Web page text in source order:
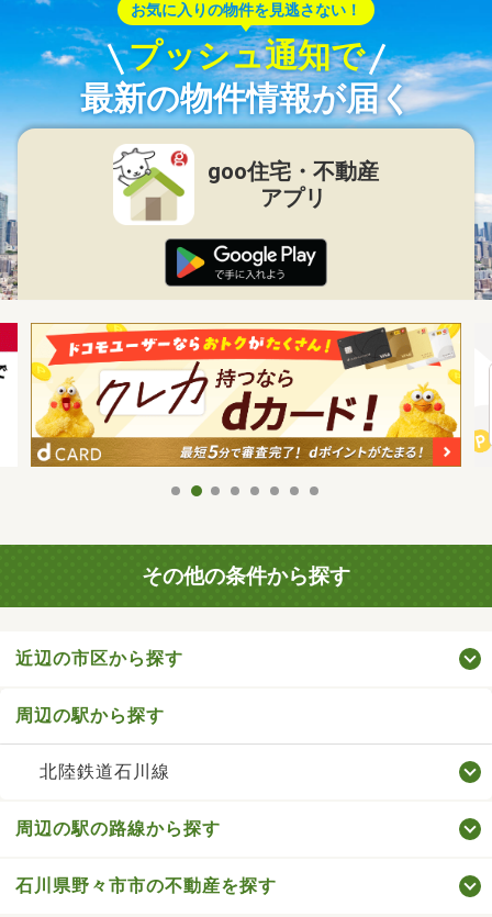
お気に入りの物件を見逃さない！
プッシュ通知で
最新の物件情報が届く
goo住宅・不動産
アプリ
その他の条件から探す
近辺の市区から探す
周辺の駅から探す
北陸鉄道石川線
周辺の駅の路線から探す
石川県野々市市の不動産を探す